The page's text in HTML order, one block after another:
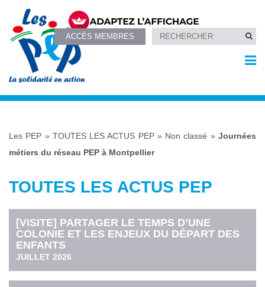
ACCÈS MEMBRES
Les PEP » TOUTES LES ACTUS PEP» Non classé »Journées
métiers du réseau PEP à Montpellier
TOUTES LES ACTUS PEP
[VISITE] PARTAGER LE TEMPS D’UNE
COLONIE ET LES ENJEUX DU DÉPART DES
ENFANTS
JUILLET 2026